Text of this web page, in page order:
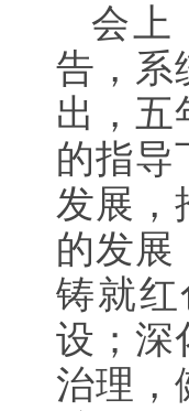
会上
告，系
出，五
的指导
发展，
的发展
铸就
设；深
治理，